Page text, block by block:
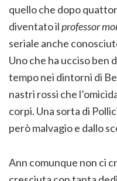
quello che dopo
diventato ilprofessor
seriale anche
Uno che ha ucciso ben
tempo nei dintorni di
nastri rossi che
corpi. Una sorta di
però malvagio e dallo
Ann comunque non ci